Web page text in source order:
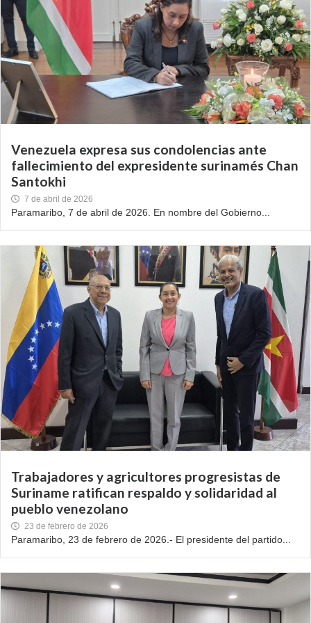
Venezuela expresa sus condolencias ante
fallecimiento del expresidente surinamés Chan
Santokhi
7 de abril de 2026
Paramaribo, 7 de abril de 2026. En nombre del Gobierno...
Trabajadores y agricultores progresistas de
Suriname ratifican respaldo y solidaridad al
pueblo venezolano
23 de febrero de 2026
Paramaribo, 23 de febrero de 2026.- El presidente del partido...